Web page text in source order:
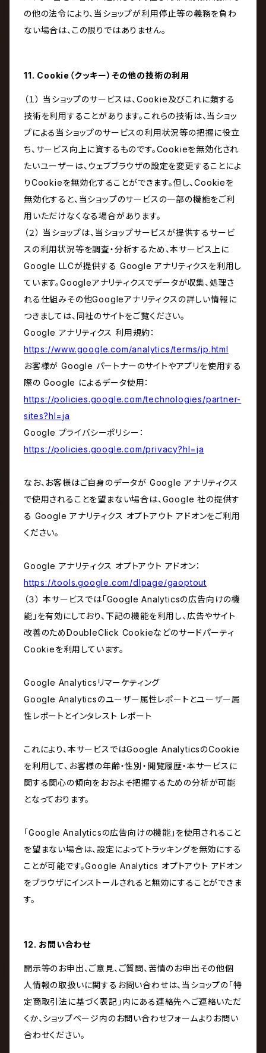
の他の法令により、当ショップが利用停止等の義務を負わ
ない場合は、この限りではありません。
11. Cookie（クッキー）その他の技術の利用
（１） 当ショップのサービスは、Cookie及びこれに類する
技術を利用することがあります。これらの技術は、当ショッ
プによる当ショップのサービスの利用状況等の把握に役立
ち、サービス向上に資するものです。Cookieを無効化され
たいユーザーは、ウェブブラウザの設定を変更することによ
りCookieを無効化することができます。但し、Cookieを
無効化すると、当ショップのサービスの一部の機能をご利
用いただけなくなる場合があります。
（２） 当ショップは、当ショップサービスが提供するサービ
スの利用状況等を調査・分析するため、本サービス上に
Google LLCが提供する Google アナリティクスを利用し
ています。Googleアナリティクスでデータが収集、処理さ
れる仕組みその他Googleアナリティクスの詳しい情報に
つきましては、同社のサイトをご覧ください。
Google アナリティクス 利用規約：
https://www.google.com/analytics/terms/jp.html
お客様が Google パートナーのサイトやアプリを使用する
際の Google によるデータ使用：
https://policies.google.com/technologies/partner-
sites?hl=ja
Google プライバシーポリシー：
https://policies.google.com/privacy?hl=ja
なお、お客様はご自身のデータが Google アナリティクス
で使用されることを望まない場合は、Google 社の提供す
る Google アナリティクス オプトアウト アドオンをご利用
ください。
Google アナリティクス オプトアウト アドオン：
https://tools.google.com/dlpage/gaoptout
（３） 本サービスでは「Google Analyticsの広告向けの機
能」を有効にしており、下記の機能を利用し、広告やサイト
改善のためDoubleClick Cookieなどのサードパーティ
Cookieを利用しています。
Google Analyticsリマーケティング
Google Analyticsのユーザー属性レポートとユーザー属
性レポートとインタレスト レポート
これにより、本サービスではGoogle AnalyticsのCookie
を利用して、お客様の年齢・性別・閲覧履歴・本サービスに
関する関心の傾向をおおよそ把握するための分析が可能
となっております。
「Google Analyticsの広告向けの機能」を使用されること
を望まない場合は、設定によってトラッキングを無効にする
ことが可能です。Google Analytics オプトアウト アドオン
をブラウザにインストールされると無効にすることができま
す。
12. お問い合わせ
開示等のお申出、ご意見、ご質問、苦情のお申出その他個
人情報の取扱いに関するお問い合わせは、当ショップの「特
定商取引法に基づく表記」内にある連絡先へご連絡いただ
くか、ショップページ内のお問い合わせフォームよりお問い
合わせください。